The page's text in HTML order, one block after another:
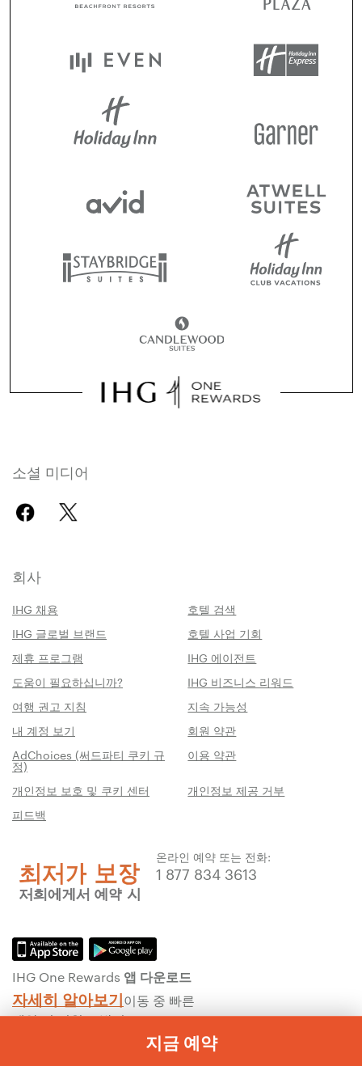
지금 예약
소셜 미디어
회사
IHG 채용
호텔 검색
IHG 글로벌 브랜드
호텔 사업 기회
제휴 프로그램
IHG 에이전트
도움이 필요하십니까?
IHG 비즈니스 리워드
여행 권고 지침
지속 가능성
내 계정 보기
회원 약관
AdChoices (써드파티 쿠키 규
정)
이용 약관
개인정보 보호 및 쿠키 센터
개인정보 제공 거부
피드백
온라인 예약 또는 전화:
1 877 834 3613
IHG One Rewards 앱 다운로드
자세히 알아보기이동 중 빠른
예약 및 리워드 받기